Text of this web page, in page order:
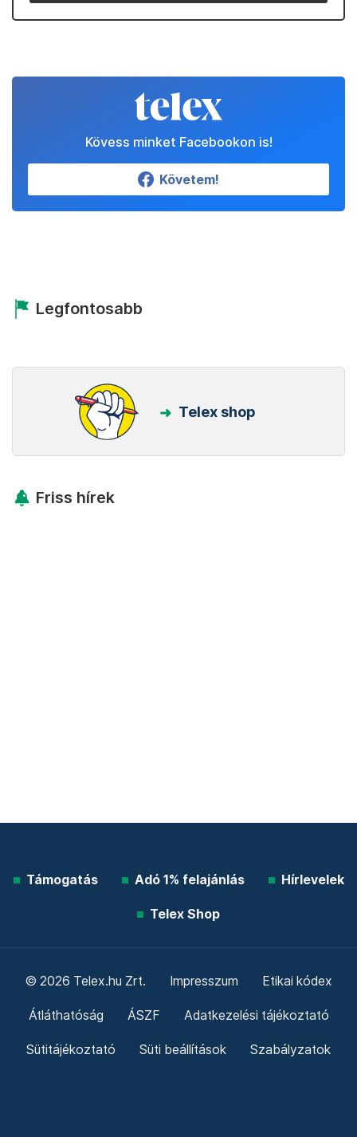
Kövess minket Facebookon is!
Követem!
Legfontosabb
Telex shop
Friss hírek
Támogatás Adó 1% felajánlás Hírlevelek
Telex Shop
© 2026 Telex.hu Zrt. Impresszum Etikai kódex
Átláthatóság ÁSZF Adatkezelési tájékoztató
Sütitájékoztató Süti beállítások Szabályzatok